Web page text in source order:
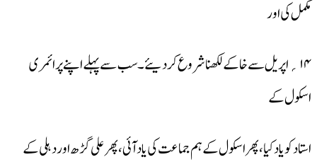
مکمل کی اور
۱۴؍اپریل سے خاکے لکھنا شروع کر دیئے۔سب سے پہلے اپنے پرائمری
اسکول کے
استاد کو یاد کیا،پھر اسکول کے ہم جماعت کی یاد آئی،پھر علی گڑھ اور دہلی کے